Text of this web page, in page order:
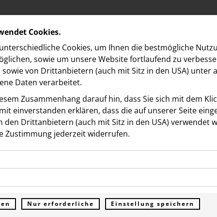
beim
SCS Run – Erstmals
Cookies.
Cookies, um Ihnen die best­mögliche
sowie um unsere Website fortlaufend zu
von Drittanbietern (auch mit Sitz in den USA) unter
Daten verarbeitet.
Zusammenhang darauf hin, dass Sie sich mit dem
ein­ver­standen erklären, dass die auf unserer Seite
den Drittanbietern (auch mit Sitz in den USA) verwendet
Zustimmung jederzeit widerrufen.
ermöglichen grundlegende Funktionen und sind für
der Website erforderlich. Diese Cookies
Daten und werden an keine Dritten übermittelt.
erfassen Informationen anonym. Diese Informationen
unsere Besucher unsere Website nutzen.
Nur erforderliche Einstellung speichern